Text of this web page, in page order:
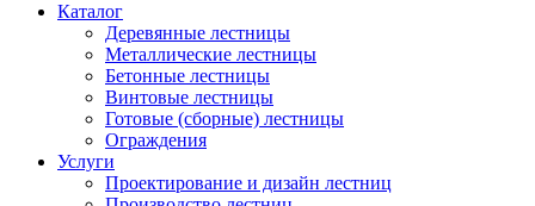
Каталог
Деревянные лестницы
Металлические лестницы
Бетонные лестницы
Винтовые лестницы
Готовые (сборные) лестницы
Ограждения
Услуги
Проектирование и дизайн лестниц